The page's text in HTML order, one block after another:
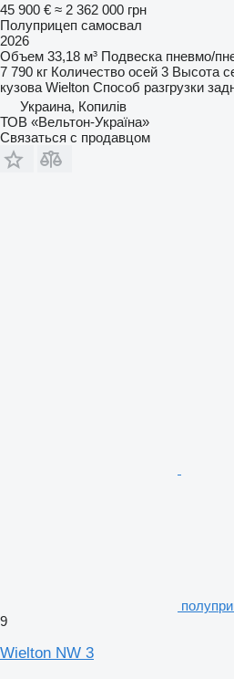
45 900 € ≈ 2 362 000 грн
Полуприцеп самосвал
2026
Объем 33,18 м³ Подвеска пневмо/
7 790 кг Количество осей 3 Высота
кузова Wielton Способ разгрузки
Украина, Копилів
ТОВ «Вельтон-Україна»
Связаться с продавцом
9
Wielton NW 3